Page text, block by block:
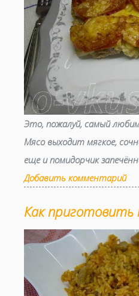
Это, пожалуй, самый
Мясо выходит мягкое,
еще и помидорчик
Добавить комментарий
Как приготовить